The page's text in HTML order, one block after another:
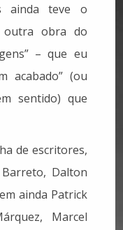
ainda teve o
outra obra do
– que eu
acabado” (ou
sentido) que
de escritores,
Dalton
ainda Patrick
Marcel